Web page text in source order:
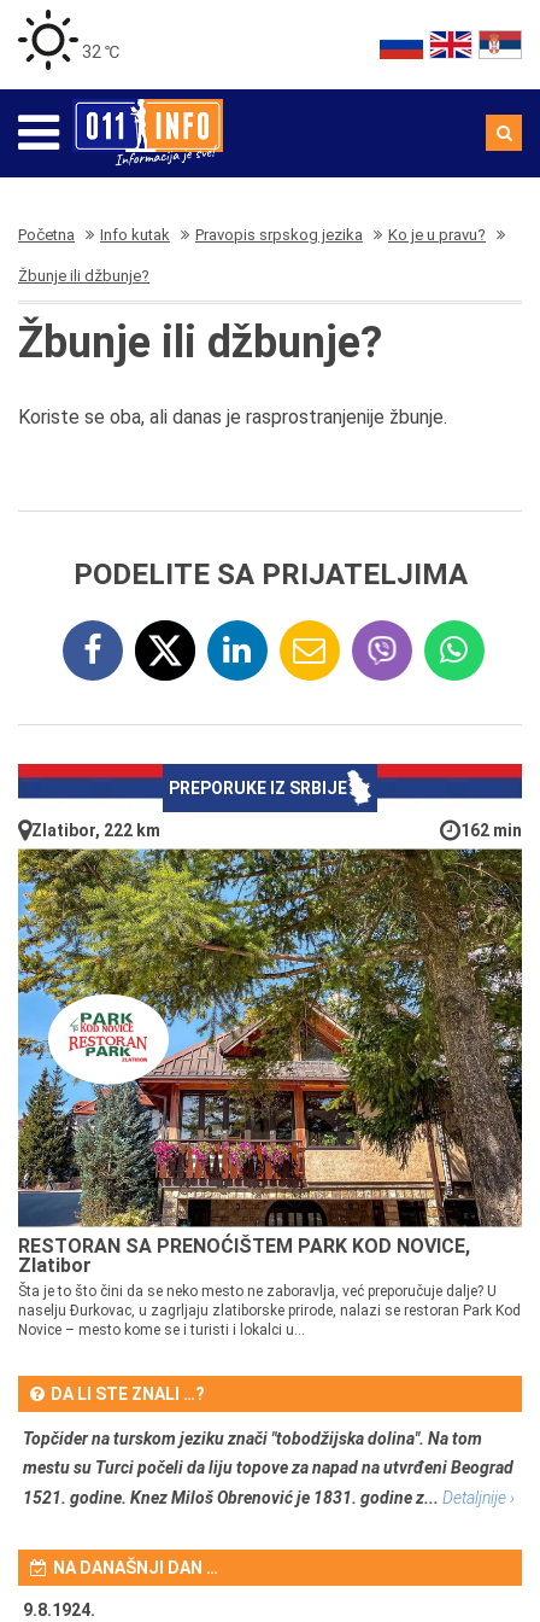
32 ℃
Početna Info kutak Pravopis srpskog jezika Ko je u pravu?
Žbunje ili džbunje?
Žbunje ili džbunje?
Koriste se oba, ali danas je rasprostranjenije žbunje.
PODELITE SA PRIJATELJIMA
PREPORUKE IZ SRBIJE
Zlatibor, 222 km 162 min
RESTORAN SA PRENOĆIŠTEM PARK KOD NOVICE,
Zlatibor
Šta je to što čini da se neko mesto ne zaboravlja, već preporučuje dalje? U
naselju Đurkovac, u zagrljaju zlatiborske prirode, nalazi se restoran Park Kod
Novice – mesto kome se i turisti i lokalci u...
DA LI STE ZNALI …?
Topčider na turskom jeziku znači "tobodžijska dolina". Na tom
mestu su Turci počeli da liju topove za napad na utvrđeni Beograd
1521. godine. Knez Miloš Obrenović je 1831. godine z... Detaljnije ›
NA DANAŠNJI DAN …
9.8.1924.